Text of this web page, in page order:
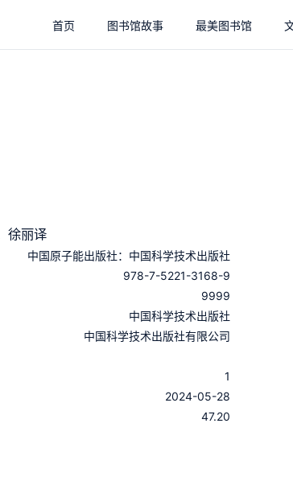
首页 图书馆故事 最美图书馆
徐丽译
中国原子能出版社：中国科学技术出版社
978-7-5221-3168-9
9999
中国科学技术出版社
中国科学技术出版社有限公司
1
2024-05-28
47.20